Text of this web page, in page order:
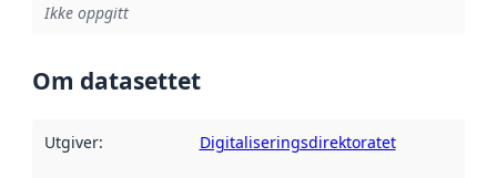
Ikke oppgitt
Om datasettet
Utgiver: Digitaliseringsdirektoratet